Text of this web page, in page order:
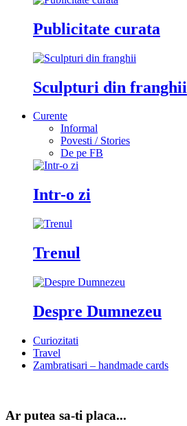
Publicitate curata
Sculpturi din franghii
Curente
Informal
Povesti / Stories
De pe FB
Intr-o zi
Trenul
Despre Dumnezeu
Curiozitati
Travel
Zambratisari – handmade cards
Ar putea sa-ti placa...